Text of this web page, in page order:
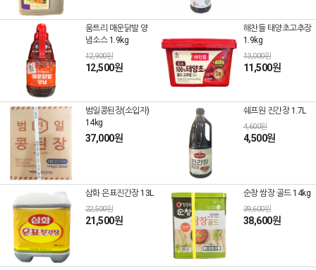
움트리 매운닭발 양
념소스 1.9kg
12,900원
12,500원
해찬들 태양초고추장
1.9kg
13,000원
11,500원
범일콩된장(소입자)
14kg
37,000원
쉐프원 진간장 1.7L
4,600원
4,500원
삼화 은표진간장 13L
22,500원
21,500원
순창 쌈장 골드 14kg
39,600원
38,600원